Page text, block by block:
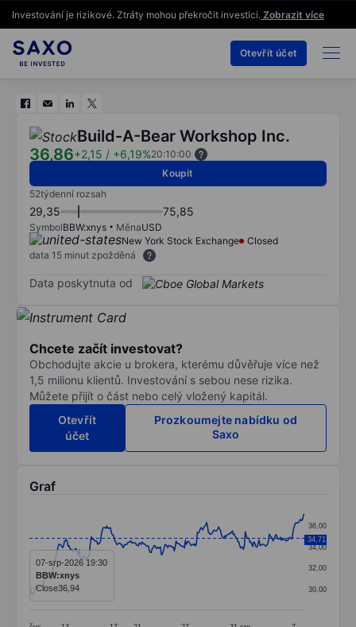
Investování je rizikové. Ztráty mohou překročit investici. Zobrazit více
Otevřít účet
Build-A-Bear Workshop Inc.
36,86+2,15 / +6,19%20:10:00
Koupit
52týdenní rozsah
29,35 75,85
SymbolBBW:xnys MěnaUSD
New York Stock Exchange
Closed
data 15 minut zpožděná
Data poskytnuta od
Chcete začít investovat?
Obchodujte akcie u brokera, kterému důvěřuje více než
1,5 milionu klientů. Investování s sebou nese rizika.
Můžete přijít o část nebo celý vložený kapitál.
Otevřít
účet
Prozkoumejte nabídku od
Saxo
Graf
Line chart with 299 data points.
The chart has 1 X axis displaying categories.
The chart has 1 Y axis displaying values. Data30,00
32,00
34,00
36,00
34,71
07-srp-2026 19:30
BBW:xnys
Close36,94